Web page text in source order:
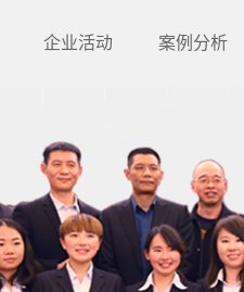
企业活动 案例分析